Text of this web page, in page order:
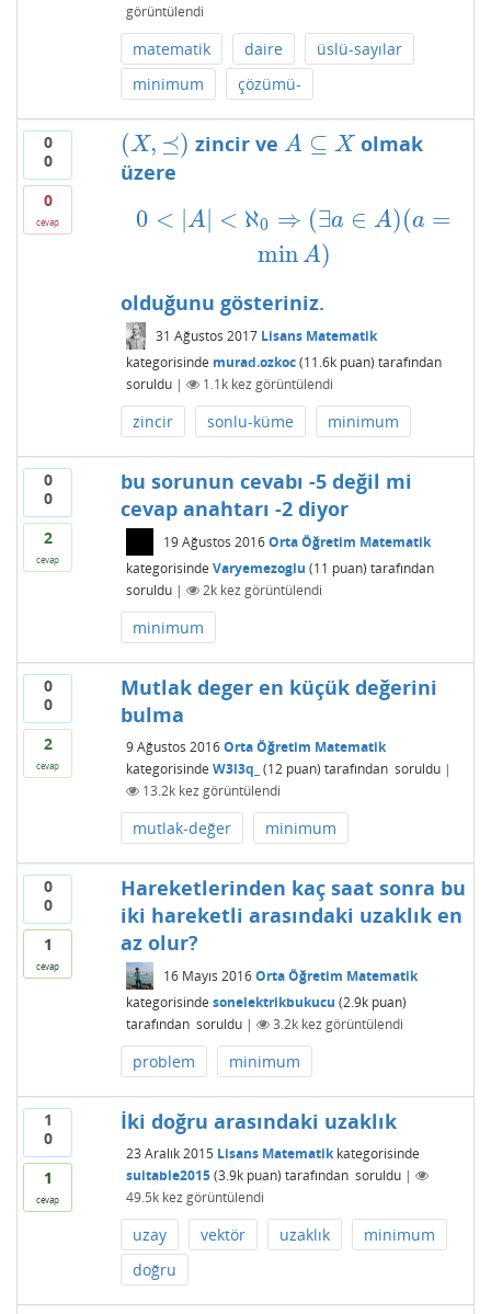
görüntülendi
matematik daire
üslü-sayılar
minimum
çözümü-
0
0
0
cevap
(X, ⪯)
(X,⪯ zincir ve A ⊆ X
A⊆X
olmak
üzere
0 < |A| < ℵ0 ⇒ (∃a ∈ A)(a =
minA)
0 <|A |<ℵ0⇒ (∃a ∈A)(a= minA)
olduğunu gösteriniz.
31 Ağustos 2017 Lisans Matematik
kategorisinde murad.ozkoc (11.6kpuan) tarafından
soruldu | 1.1kkez görüntülendi
zincir sonlu-küme minimum
0
0
2
cevap
bu sorunun cevabı -5 değil mi
cevap anahtarı -2 diyor
19 Ağustos 2016 Orta Öğretim Matematik
kategorisinde Varyemezoglu (11 puan) tarafından
soruldu | 2kkez görüntülendi
minimum
0
0
2
cevap
Mutlak deger en küçük değerini
bulma
9 Ağustos 2016 Orta Öğretim Matematik
kategorisinde W3l3q_ (12puan) tarafından soruldu |
13.2kkez görüntülendi
mutlak-değer minimum
0
0
1
cevap
Hareketlerinden kaç saat sonra bu
iki hareketli arasındaki uzaklık en
az olur?
16 Mayıs 2016 Orta Öğretim Matematik
kategorisinde sonelektrikbukucu (2.9kpuan)
tarafından soruldu | 3.2kkez görüntülendi
problem minimum
1
0
1
cevap
İki doğru arasındaki uzaklık
23 Aralık 2015 Lisans Matematikkategorisinde
suitable2015 (3.9kpuan) tarafından soruldu |
49.5kkez görüntülendi
uzay vektör uzaklık
minimum
doğru